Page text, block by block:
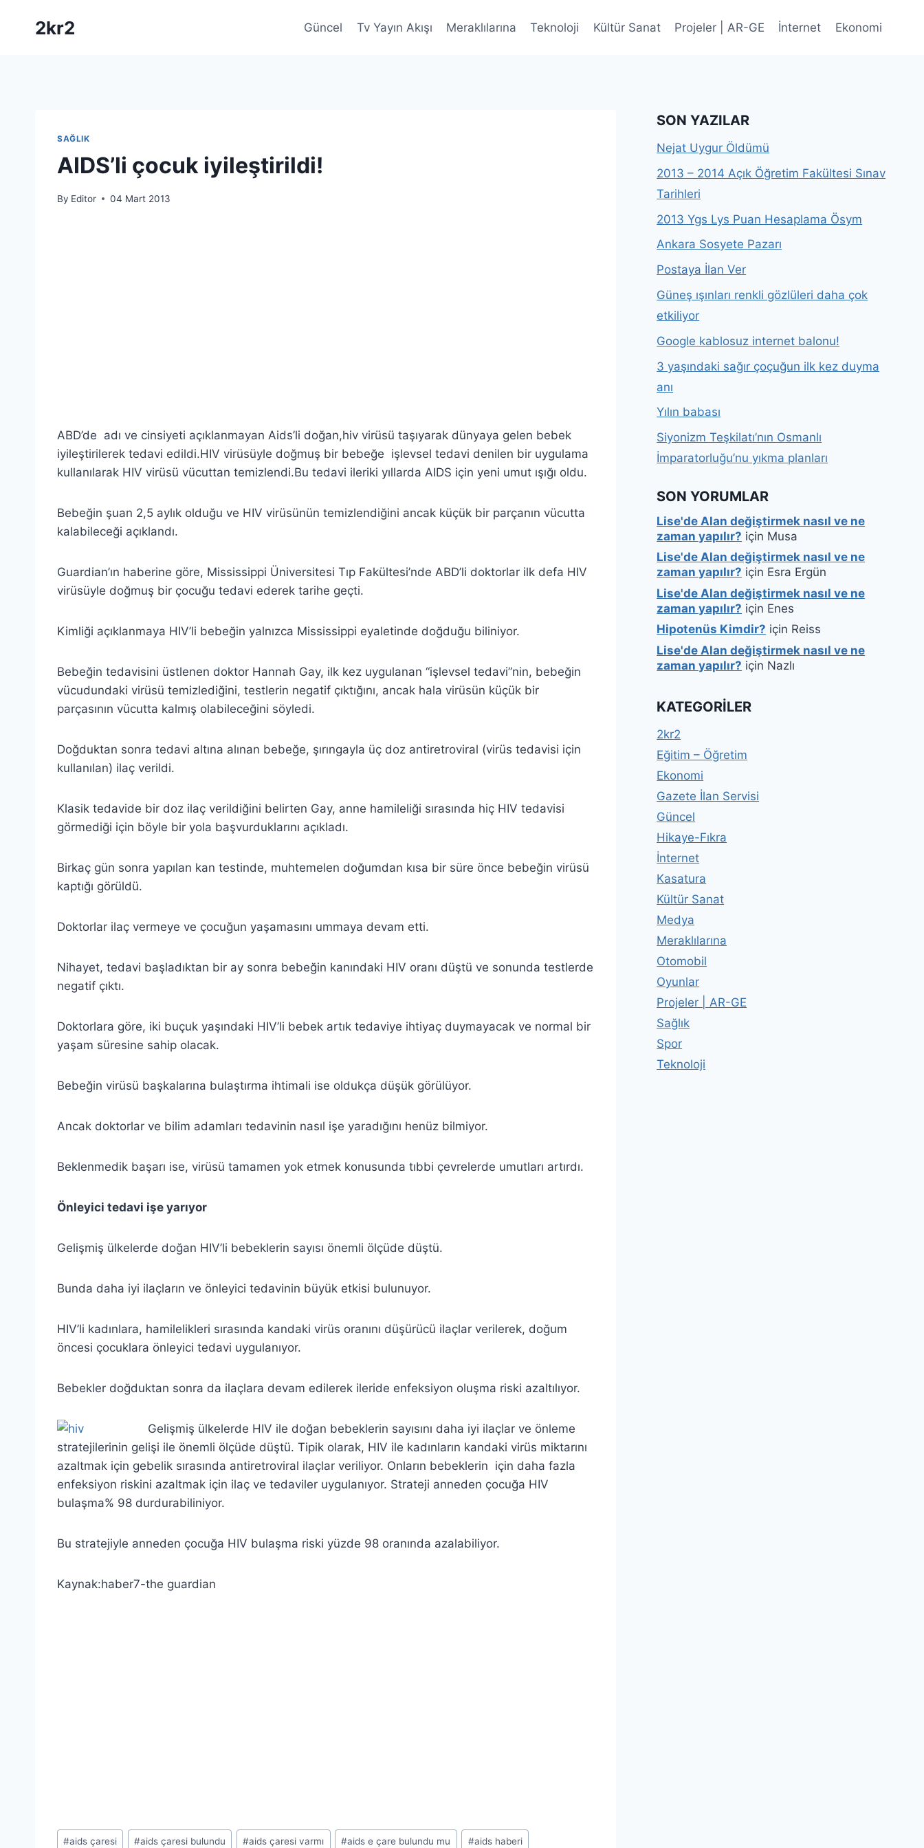
2kr2 Güncel Tv Yayın Akışı Meraklılarına Teknoloji Kültür Sanat Projeler | AR-GE İnternet Ekonomi
SAĞLIK
AIDS’li çocuk iyileştirildi!
By Editor 04 Mart 2013
ABD’de adı ve cinsiyeti açıklanmayan Aids’li doğan,hiv virüsü taşıyarak dünyaya gelen bebek
iyileştirilerek tedavi edildi.HIV virüsüyle doğmuş bir bebeğe işlevsel tedavi denilen bir uygulama
kullanılarak HIV virüsü vücuttan temizlendi.Bu tedavi ileriki yıllarda AIDS için yeni umut ışığı oldu.
Bebeğin şuan 2,5 aylık olduğu ve HIV virüsünün temizlendiğini ancak küçük bir parçanın vücutta
kalabileceği açıklandı.
Guardian’ın haberine göre, Mississippi Üniversitesi Tıp Fakültesi’nde ABD’li doktorlar ilk defa HIV
virüsüyle doğmuş bir çocuğu tedavi ederek tarihe geçti.
Kimliği açıklanmaya HIV’li bebeğin yalnızca Mississippi eyaletinde doğduğu biliniyor.
Bebeğin tedavisini üstlenen doktor Hannah Gay, ilk kez uygulanan “işlevsel tedavi”nin, bebeğin
vücudundaki virüsü temizlediğini, testlerin negatif çıktığını, ancak hala virüsün küçük bir
parçasının vücutta kalmış olabileceğini söyledi.
Doğduktan sonra tedavi altına alınan bebeğe, şırıngayla üç doz antiretroviral (virüs tedavisi için
kullanılan) ilaç verildi.
Klasik tedavide bir doz ilaç verildiğini belirten Gay, anne hamileliği sırasında hiç HIV tedavisi
görmediği için böyle bir yola başvurduklarını açıkladı.
Birkaç gün sonra yapılan kan testinde, muhtemelen doğumdan kısa bir süre önce bebeğin virüsü
kaptığı görüldü.
Doktorlar ilaç vermeye ve çocuğun yaşamasını ummaya devam etti.
Nihayet, tedavi başladıktan bir ay sonra bebeğin kanındaki HIV oranı düştü ve sonunda testlerde
negatif çıktı.
Doktorlara göre, iki buçuk yaşındaki HIV’li bebek artık tedaviye ihtiyaç duymayacak ve normal bir
yaşam süresine sahip olacak.
Bebeğin virüsü başkalarına bulaştırma ihtimali ise oldukça düşük görülüyor.
Ancak doktorlar ve bilim adamları tedavinin nasıl işe yaradığını henüz bilmiyor.
Beklenmedik başarı ise, virüsü tamamen yok etmek konusunda tıbbi çevrelerde umutları artırdı.
Önleyici tedavi işe yarıyor
Gelişmiş ülkelerde doğan HIV’li bebeklerin sayısı önemli ölçüde düştü.
Bunda daha iyi ilaçların ve önleyici tedavinin büyük etkisi bulunuyor.
HIV’li kadınlara, hamilelikleri sırasında kandaki virüs oranını düşürücü ilaçlar verilerek, doğum
öncesi çocuklara önleyici tedavi uygulanıyor.
Bebekler doğduktan sonra da ilaçlara devam edilerek ileride enfeksiyon oluşma riski azaltılıyor.
Gelişmiş ülkelerde HIV ile doğan bebeklerin sayısını daha iyi ilaçlar ve önleme
stratejilerinin gelişi ile önemli ölçüde düştü. Tipik olarak, HIV ile kadınların kandaki virüs miktarını
azaltmak için gebelik sırasında antiretroviral ilaçlar veriliyor. Onların bebeklerin için daha fazla
enfeksiyon riskini azaltmak için ilaç ve tedaviler uygulanıyor. Strateji anneden çocuğa HIV
bulaşma% 98 durdurabiliniyor.
Bu stratejiyle anneden çocuğa HIV bulaşma riski yüzde 98 oranında azalabiliyor.
Kaynak:haber7-the guardian
Post
#aids çaresi #aids çaresi bulundu #aids çaresi varmı #aids e çare bulundu mu #aids haberi
SON YAZILAR
Nejat Uygur Öldümü
2013 – 2014 Açık Öğretim Fakültesi Sınav
Tarihleri
2013 Ygs Lys Puan Hesaplama Ösym
Ankara Sosyete Pazarı
Postaya İlan Ver
Güneş ışınları renkli gözlüleri daha çok
etkiliyor
Google kablosuz internet balonu!
3 yaşındaki sağır çoçuğun ilk kez duyma
anı
Yılın babası
Siyonizm Teşkilatı’nın Osmanlı
İmparatorluğu’nu yıkma planları
SON YORUMLAR
Lise'de Alan değiştirmek nasıl ve ne
zaman yapılır? için Musa
Lise'de Alan değiştirmek nasıl ve ne
zaman yapılır? için Esra Ergün
Lise'de Alan değiştirmek nasıl ve ne
zaman yapılır? için Enes
Hipotenüs Kimdir? için Reiss
Lise'de Alan değiştirmek nasıl ve ne
zaman yapılır? için Nazlı
KATEGORILER
2kr2
Eğitim – Öğretim
Ekonomi
Gazete İlan Servisi
Güncel
Hikaye-Fıkra
İnternet
Kasatura
Kültür Sanat
Medya
Meraklılarına
Otomobil
Oyunlar
Projeler | AR-GE
Sağlık
Spor
Teknoloji